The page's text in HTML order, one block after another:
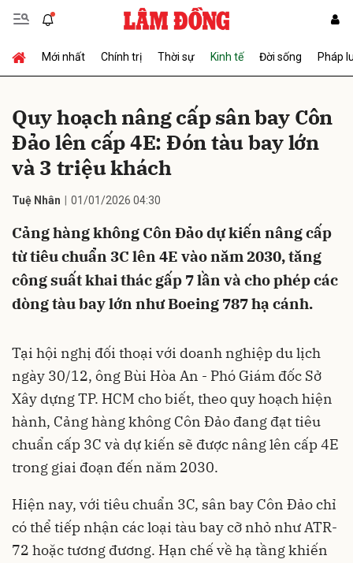
Mới nhất Chính trị Thời sự Kinh tế Đời sống Pháp
Quy hoạch nâng cấp sân bay Côn
Đảo lên cấp 4E: Đón tàu bay lớn
và 3 triệu khách
Tuệ Nhân 01/01/2026 04:30
Cảng hàng không Côn Đảo dự kiến nâng cấp
từ tiêu chuẩn 3C lên 4E vào năm 2030, tăng
công suất khai thác gấp 7 lần và cho phép các
dòng tàu bay lớn như Boeing 787 hạ cánh.
Tại hội nghị đối thoại với doanh nghiệp du lịch
ngày 30/12, ông Bùi Hòa An - Phó Giám đốc Sở
Xây dựng TP. HCM cho biết, theo quy hoạch hiện
hành, Cảng hàng không Côn Đảo đang đạt tiêu
chuẩn cấp 3C và dự kiến sẽ được nâng lên cấp 4E
trong giai đoạn đến năm 2030.
Hiện nay, với tiêu chuẩn 3C, sân bay Côn Đảo chỉ
có thể tiếp nhận các loại tàu bay cỡ nhỏ như ATR-
72 hoặc tương đương. Hạn chế về hạ tầng khiến
Gửi bình luận
Hủy Gửi